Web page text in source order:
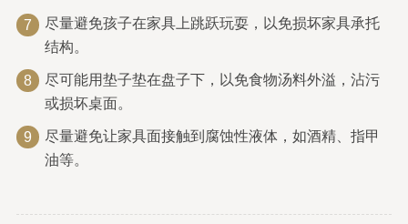
7
尽量避免孩子在家具上跳跃玩耍，以免损坏家具承托
结构。
8
尽可能用垫子垫在盘子下，以免食物汤料外溢，沾污
或损坏桌面。
9
尽量避免让家具面接触到腐蚀性液体，如酒精、指甲
油等。